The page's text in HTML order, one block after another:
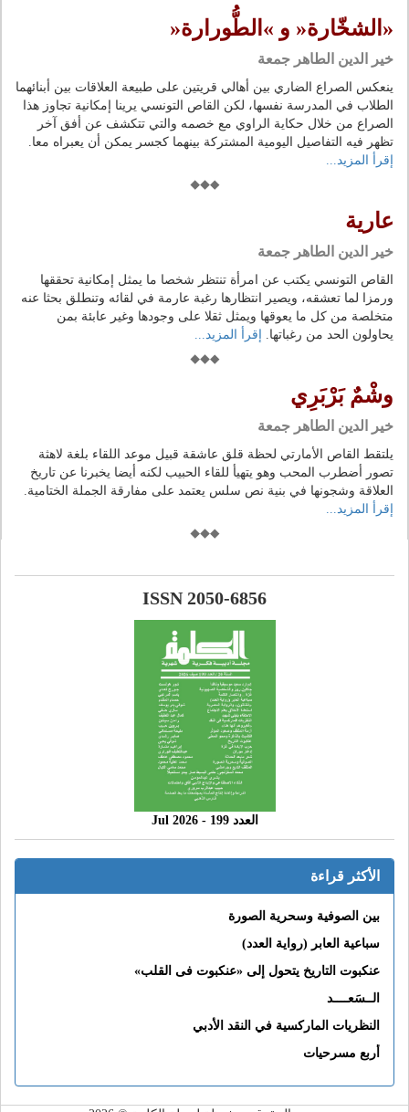
«الشخّارة« و »الطُّورارة«
خير الدين الطاهر جمعة
ينعكس الصراع الضاري بين أهالي قريتين على طبيعة العلاقات بين أبنائهما
الطلاب في المدرسة نفسها، لكن القاص التونسي يرينا إمكانية تجاوز هذا
الصراع من خلال حكاية الراوي مع خصمه والتي تتكشف عن أفق آخر
تظهر فيه التفاصيل اليومية المشتركة بينهما كجسر يمكن أن يعبراه معا.
إقرأ المزيد...
عارية
خير الدين الطاهر جمعة
القاص التونسي يكتب عن امرأة تنتظر شخصا ما يمثل إمكانية تحققها
ورمزا لما تعشقه، ويصير انتظارها رغبة عارمة في لقائه وتنطلق بحثا عنه
متخلصة من كل ما يعوقها ويمثل ثقلا على وجودها وغير عابئة بمن
يحاولون الحد من رغباتها.
إقرأ المزيد...
وشْمٌ بَرْبَرِي
خير الدين الطاهر جمعة
يلتقط القاص الأمارتي لحظة قلق عاشقة قبيل موعد اللقاء بلغة لاهثة
تصور أضطرب المحب وهو يتهيأ للقاء الحبيب لكنه أيضا يخبرنا عن تاريخ
العلاقة وشجونها في بنية نص سلس يعتمد على مفارقة الجملة الختامية.
إقرأ المزيد...
ISSN 2050-6856
العدد 199 - 2026 Jul
الأكثر قراءة
بين الصوفية وسحرية الصورة
سباعية العابر (رواية العدد)
عنكبوت التاريخ يتحول إلى «عنكبوت فى القلب»
الــسَعــــد
النظريات الماركسية في النقد الأدبي
أربع مسرحيات